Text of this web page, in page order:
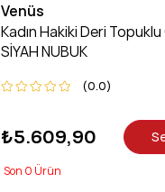
Venüs
Kadın Hakiki Deri
SİYAH NUBUK
0.0
₺5.609,90
0